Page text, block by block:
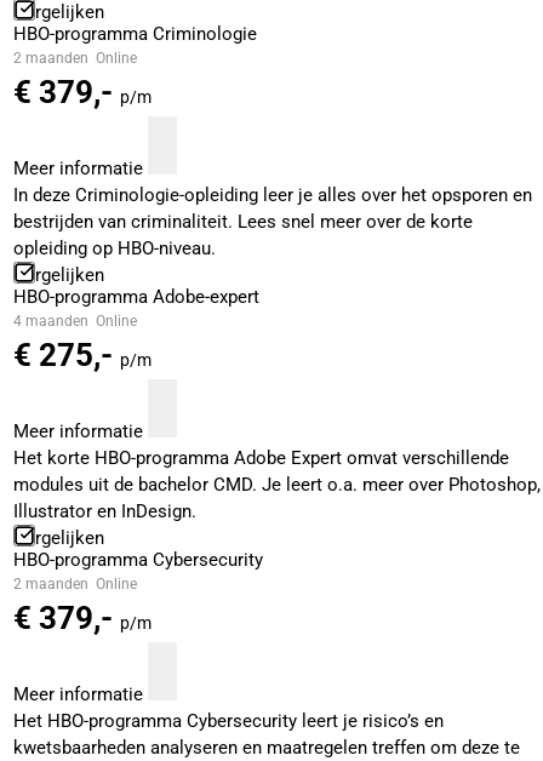
Vergelijken
HBO-programma Criminologie
2 maanden Online
€ 379,- p/m
Meer informatie
In deze Criminologie-opleiding leer je alles over het opsporen en
bestrijden van criminaliteit. Lees snel meer over de korte
opleiding op HBO-niveau.
Vergelijken
HBO-programma Adobe-expert
4 maanden Online
€ 275,- p/m
Meer informatie
Het korte HBO-programma Adobe Expert omvat verschillende
modules uit de bachelor CMD. Je leert o.a. meer over Photoshop,
Illustrator en InDesign.
Vergelijken
HBO-programma Cybersecurity
2 maanden Online
€ 379,- p/m
Meer informatie
Het HBO-programma Cybersecurity leert je risico’s en
kwetsbaarheden analyseren en maatregelen treffen om deze te